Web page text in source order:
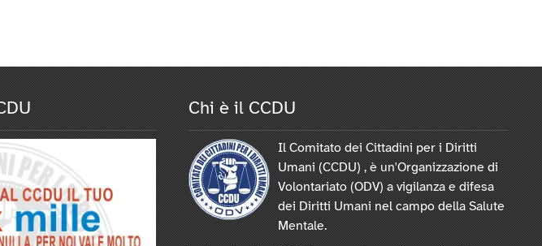
Chi è il CCDU
Il Comitato dei Cittadini per i Diritti
Umani (CCDU) , è un'Organizzazione di
Volontariato (ODV) a vigilanza e difesa
dei Diritti Umani nel campo della Salute
Mentale.